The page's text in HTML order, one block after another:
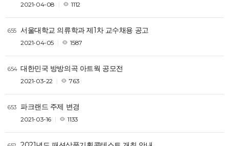
2021-04-08 1112
655 서울대학교 의류학과 제1차 교수채용 공고
2021-04-05 1587
654 대한민국 방방의곡 아트웍 공모전
2021-03-22 763
653 파크랜드 주제 변경
2021-03-16 1133